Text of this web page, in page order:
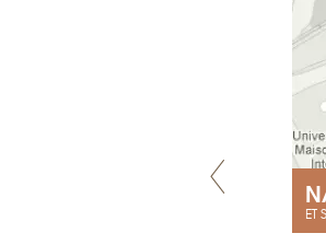
ET